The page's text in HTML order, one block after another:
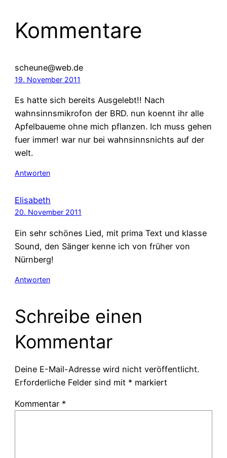
Kommentare
scheune@web.de
19. November 2011
Es hatte sich bereits Ausgelebt!! Nach
wahnsinnsmikrofon der BRD. nun koennt ihr alle
Apfelbaueme ohne mich pflanzen. Ich muss gehen
fuer immer! war nur bei wahnsinnsnichts auf der
welt.
Antworten
Elisabeth
20. November 2011
Ein sehr schönes Lied, mit prima Text und klasse
Sound, den Sänger kenne ich von früher von
Nürnberg!
Antworten
Schreibe einen
Kommentar
Deine E-Mail-Adresse wird nicht veröffentlicht.
Erforderliche Felder sind mit * markiert
Kommentar *